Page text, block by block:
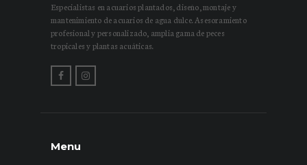
Especialistas en acuarios plantados, diseño, montaje y
mantenimiento de acuarios de agua dulce. Asesoramiento
profesional y personalizado, amplia gama de peces
tropicales y plantas acuáticas.
Menu